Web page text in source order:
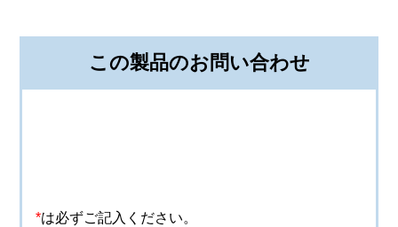
この製品のお問い合わせ
*は必ずご記入ください。